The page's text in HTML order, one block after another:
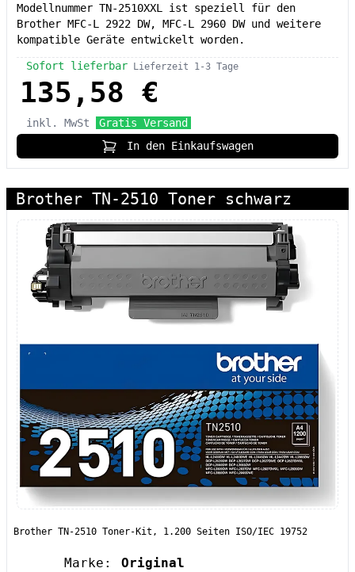
Modellnummer TN-2510XXL ist speziell für den
Brother MFC-L 2922 DW, MFC-L 2960 DW und weitere
kompatible Geräte entwickelt worden.
Sofort lieferbar Lieferzeit 1-3 Tage
135,58 €
inkl. MwSt
Gratis Versand
In den Einkaufswagen
Brother TN-2510 Toner schwarz
Brother TN-2510 Toner-Kit, 1.200 Seiten ISO/IEC 19752
Marke:
Original